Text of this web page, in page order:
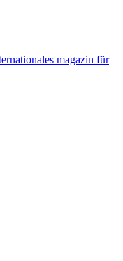
magazin für